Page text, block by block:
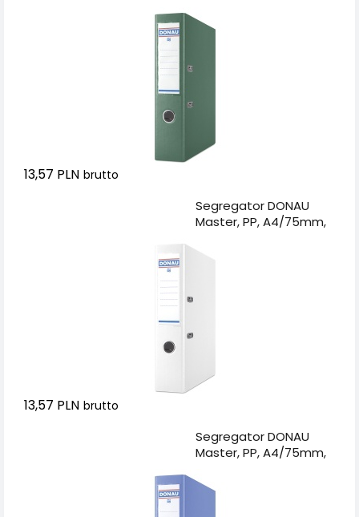
13,57 PLN brutto
Segregator DONAU
Master, PP, A4/75mm,
13,57 PLN brutto
Segregator DONAU
Master, PP, A4/75mm,